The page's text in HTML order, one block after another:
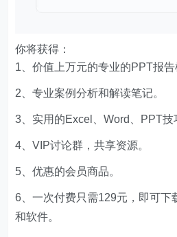
你将获得：
1、价值上万元的专业的PPT报告
2、专业案例分析和解读笔记。
3、实用的Excel、Word、PPT技
4、VIP讨论群，共享资源。
5、优惠的会员商品。
6、一次付费只需129元，即可下
和软件。